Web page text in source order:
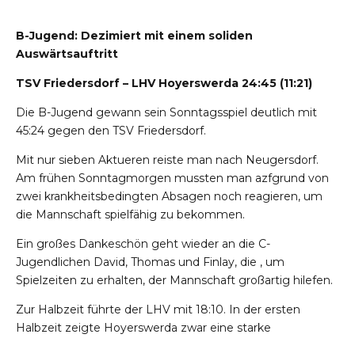
B-Jugend: Dezimiert mit einem soliden
Auswärtsauftritt
TSV Friedersdorf – LHV Hoyerswerda 24:45 (11:21)
Die B-Jugend gewann sein Sonntagsspiel deutlich mit
45:24 gegen den TSV Friedersdorf.
Mit nur sieben Aktueren reiste man nach Neugersdorf.
Am frühen Sonntagmorgen mussten man azfgrund von
zwei krankheitsbedingten Absagen noch reagieren, um
die Mannschaft spielfähig zu bekommen.
Ein großes Dankeschön geht wieder an die C-
Jugendlichen David, Thomas und Finlay, die , um
Spielzeiten zu erhalten, der Mannschaft großartig hilefen.
Zur Halbzeit führte der LHV mit 18:10. In der ersten
Halbzeit zeigte Hoyerswerda zwar eine starke